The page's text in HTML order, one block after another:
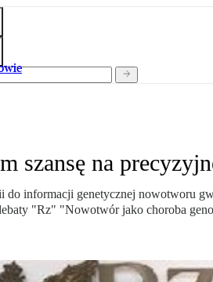
szansę na
do informacji genetycznej nowotworu
"Rz" "Nowotwór jako choroba